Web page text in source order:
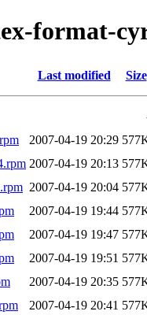
format-
Last modified Size
2007-04-19 20:29
2007-04-19 20:13
2007-04-19 20:04
2007-04-19 19:44
2007-04-19 19:47
2007-04-19 19:51
2007-04-19 20:35
2007-04-19 20:41